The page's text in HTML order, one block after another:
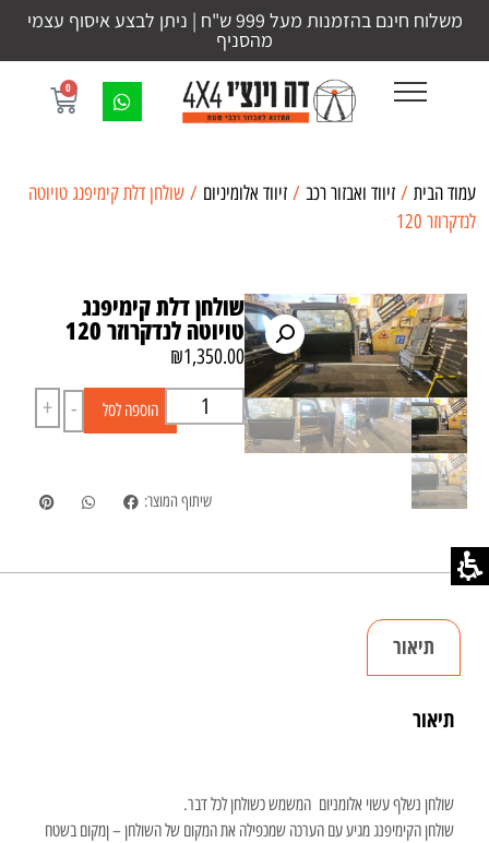
משלוח חינם בהזמנות מעל 999 ש"ח | ניתן לבצע איסוף עצמי
מהסניף
0
עמוד הבית / זיווד ואבזור רכב / זיווד אלומיניום / שולחן דלת קימיפנג טויוטה
לנדקרוזר 120
שולחן דלת קימיפנג
טויוטה לנדקרוזר 120
₪1,350.00
-
+ הוספה לסל
שיתוף המוצר:
תיאור
תיאור
שולחן נשלף עשוי אלומניום המשמש כשולחן לכל דבר.
שולחן הקימיפנג מגיע עם הערכה שמכפילה את המקום של השולחן – ןמקום בשטח